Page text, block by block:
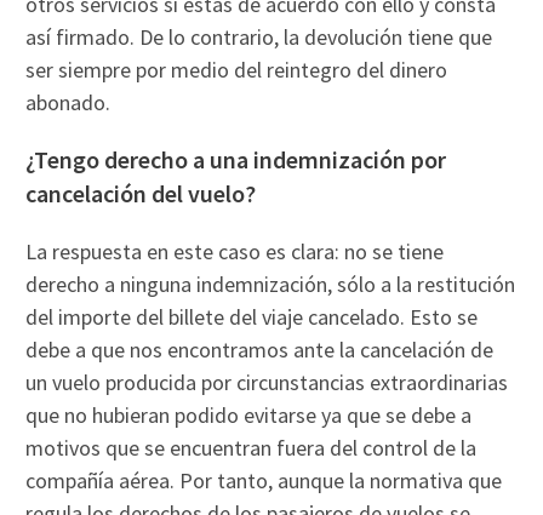
así firmado. De lo contrario, la devolución tiene que
ser siempre por medio del reintegro del dinero
abonado.
¿Tengo derecho a una indemnización por
cancelación del vuelo?
La respuesta en este caso es clara: no se tiene
derecho a ninguna indemnización, sólo a la restitución
del importe del billete del viaje cancelado. Esto se
debe a que nos encontramos ante la cancelación de
un vuelo producida por circunstancias extraordinarias
que no hubieran podido evitarse ya que se debe a
motivos que se encuentran fuera del control de la
compañía aérea. Por tanto, aunque la normativa que